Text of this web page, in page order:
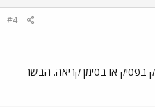
#4
או בסימן קריאה. הבשר